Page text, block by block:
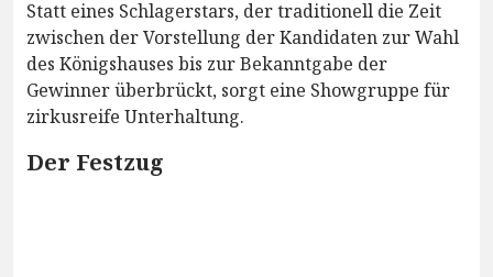
Statt eines Schlagerstars, der traditionell die Zeit
zwischen der Vorstellung der Kandidaten zur Wahl
des Königshauses bis zur Bekanntgabe der
Gewinner überbrückt, sorgt eine Showgruppe für
zirkusreife Unterhaltung.
Der Festzug